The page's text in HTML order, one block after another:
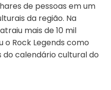
de pessoas em um
da região. Na
mais de 10 mil
Rock Legends como
calendário cultural do